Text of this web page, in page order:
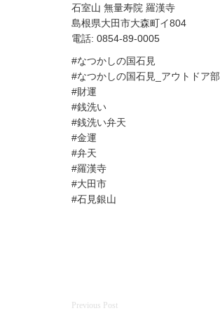
石室山 無量寿院 羅漢寺
島根県大田市大森町イ804
電話: 0854-89-0005
#なつかしの国石見
#なつかしの国石見_アウトドア部
#財運
#銭洗い
#銭洗い弁天
#金運
#弁天
#羅漢寺
#大田市
#石見銀山